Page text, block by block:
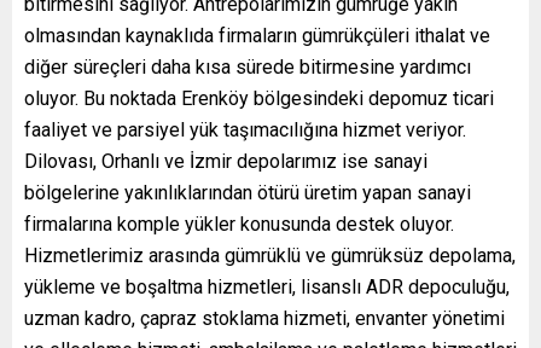
olmasından kaynaklıda firmaların gümrükçüleri ithalat ve
diğer süreçleri daha kısa sürede bitirmesine yardımcı
oluyor. Bu noktada Erenköy bölgesindeki depomuz ticari
faaliyet ve parsiyel yük taşımacılığına hizmet veriyor.
Dilovası, Orhanlı ve İzmir depolarımız ise sanayi
bölgelerine yakınlıklarından ötürü üretim yapan sanayi
firmalarına komple yükler konusunda destek oluyor.
Hizmetlerimiz arasında gümrüklü ve gümrüksüz depolama,
yükleme ve boşaltma hizmetleri, lisanslı ADR depoculuğu,
uzman kadro, çapraz stoklama hizmeti, envanter yönetimi